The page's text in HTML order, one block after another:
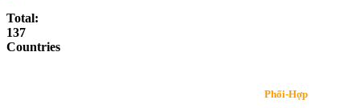
Total:
137
Countries
Phối-Hợp